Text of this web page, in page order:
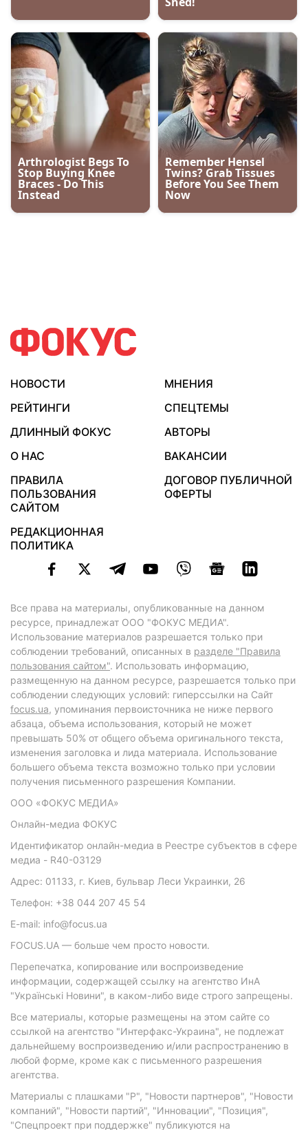
НОВОСТИ
МНЕНИЯ
РЕЙТИНГИ
СПЕЦТЕМЫ
ДЛИННЫЙ ФОКУС
АВТОРЫ
О НАС
ВАКАНСИИ
ПРАВИЛА
ПОЛЬЗОВАНИЯ
САЙТОМ
ДОГОВОР ПУБЛИЧНОЙ
ОФЕРТЫ
РЕДАКЦИОННАЯ
ПОЛИТИКА
Все права на материалы, опубликованные на данном
ресурсе, принадлежат ООО "ФОКУС МЕДИА".
Использование материалов разрешается только при
соблюдении требований, описанных в разделе "Правила
пользования сайтом". Использовать информацию,
размещенную на данном ресурсе, разрешается только при
соблюдении следующих условий: гиперссылки на Сайт
focus.ua, упоминания первоисточника не ниже первого
абзаца, объема использования, который не может
превышать 50% от общего объема оригинального текста,
изменения заголовка и лида материала. Использование
большего объема текста возможно только при условии
получения письменного разрешения Компании.
ООО «ФОКУС МЕДИА»
Онлайн-медиа ФОКУС
Идентификатор онлайн-медиа в Реестре субъектов в сфере
медиа - R40-03129
Адрес: 01133, г. Киев, бульвар Леси Украинки, 26
Телефон: +38 044 207 45 54
E-mail: info@focus.ua
FOCUS.UA — больше чем просто новости.
Перепечатка, копирование или воспроизведение
информации, содержащей ссылку на агентство ИнА
"Українські Новини", в каком-либо виде строго запрещены.
Все материалы, которые размещены на этом сайте со
ссылкой на агентство "Интерфакс-Украина", не подлежат
дальнейшему воспроизведению и/или распространению в
любой форме, кроме как с письменного разрешения
агентства.
Материалы с плашками "Р", "Новости партнеров", "Новости
компаний", "Новости партий", "Инновации", "Позиция",
"Спецпроект при поддержке" публикуются на